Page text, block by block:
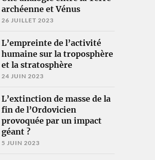
archéenne et Vénus
26 JUILLET 2023
L’empreinte de l’activité
humaine sur la troposphère
et la stratosphère
24 JUIN 2023
L’extinction de masse de la
fin de l’Ordovicien
provoquée par un impact
géant ?
5 JUIN 2023